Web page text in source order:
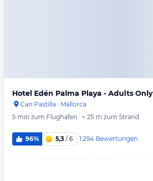
Hotel Edén Palma Playa - Adults Only
Can Pastilla · Mallorca
5 min zum Flughafen · < 25 m zum Strand
96% 5,3 / 6 1.294 Bewertungen